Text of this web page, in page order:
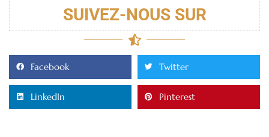
SUIVEZ-NOUS SUR
Facebook Twitter
LinkedIn Pinterest